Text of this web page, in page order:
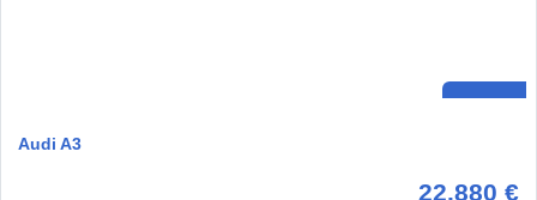
Audi A3
22.880 €